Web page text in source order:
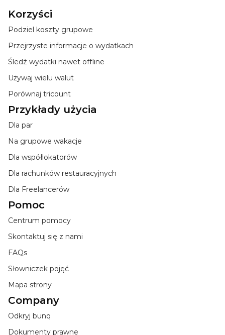
Korzyści
Podziel koszty grupowe
Przejrzyste informacje o wydatkach
Śledź wydatki nawet offline
Używaj wielu walut
Porównaj tricount
Przykłady użycia
Dla par
Na grupowe wakacje
Dla współlokatorów
Dla rachunków restauracyjnych
Dla Freelancerów
Pomoc
Centrum pomocy
Skontaktuj się z nami
FAQs
Słowniczek pojęć
Mapa strony
Company
Odkryj bunq
Dokumenty prawne